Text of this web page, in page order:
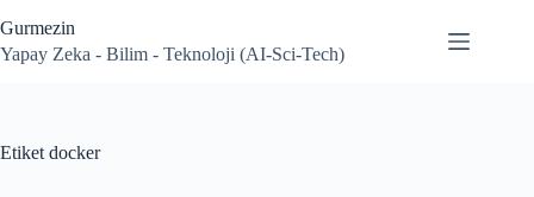
to
content
Gurmezin
Yapay Zeka - Bilim - Teknoloji (AI-Sci-Tech)
Etiket docker